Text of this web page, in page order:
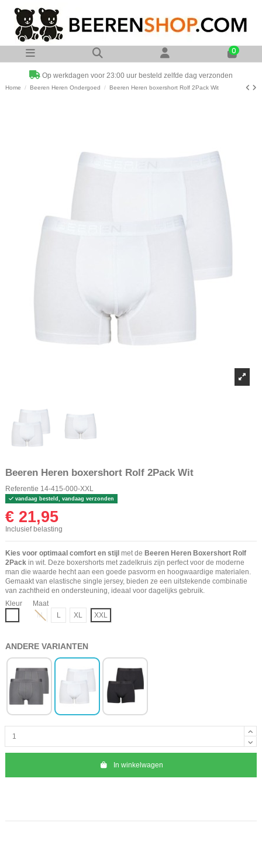
0
Op werkdagen voor 23:00 uur besteld zelfde dag verzonden
Home Beeren Heren Ondergoed Beeren Heren boxershort Rolf 2Pack Wit
Beeren Heren boxershort Rolf 2Pack Wit
Referentie 14-415-000-XXL
vandaag besteld, vandaag verzonden
€ 21,95
Inclusief belasting
Kies voor optimaal comfort en stijl met de Beeren Heren Boxershort Rolf
2Pack in wit. Deze boxershorts met zadelkruis zijn perfect voor de moderne
man die waarde hecht aan een goede pasvorm en hoogwaardige materialen.
Gemaakt van elastische single jersey, bieden ze een uitstekende combinatie
van zachtheid en ondersteuning, ideaal voor dagelijks gebruik.
Kleur
Maat
M
L XL XXL
ANDERE VARIANTEN
In winkelwagen